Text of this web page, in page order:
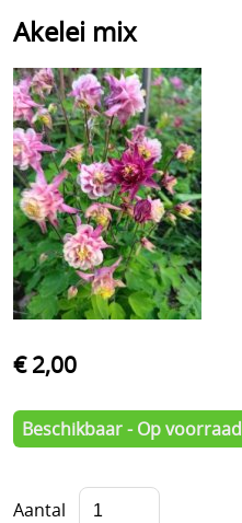
Akelei mix
€ 2,00
Beschikbaar - Op voorraad
Aantal